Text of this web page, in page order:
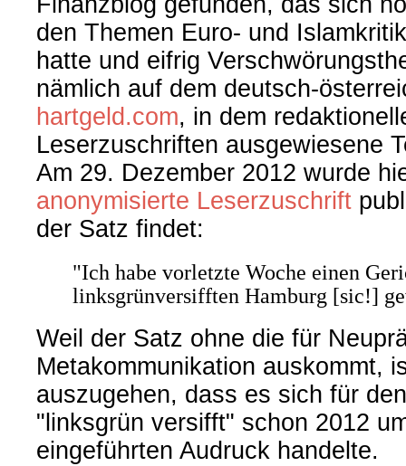
den Themen Euro- und
hatte und eifrig
nämlich auf dem deutsch-
hartgeld.com, in dem
Leserzuschriften ausgewiesene
Am 29. Dezember 2012 wurde
anonymisierte Leserzuschrift
der Satz findet:
"Ich habe vorletzte Woche einen
linksgrünversifften Hamburg [sic!]
Weil der Satz ohne die für
Metakommunikation auskommt,
auszugehen, dass es sich für
"linksgrün versifft" schon 2012
eingeführten Audruck handelte.